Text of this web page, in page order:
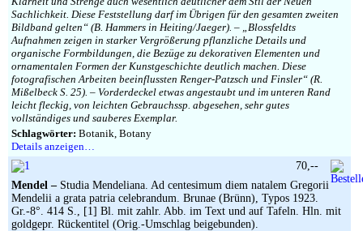
Sachlichkeit. Diese Feststellung darf im Übrigen für den gesamten zweiten
Bildband gelten“ (B. Hammers in Heiting/Jaeger). – „Blossfeldts
Aufnahmen zeigen in starker Vergrößerung pflanzliche Details und
organische Formbildungen, die Bezüge zu dekorativen Elementen und
ornamentalen Formen der Kunstgeschichte deutlich machen. Diese
fotografischen Arbeiten beeinflussten Renger-Patzsch und Finsler“ (R.
Mißelbeck S. 25). – Vorderdeckel etwas angestaubt und im unteren Rand
leicht fleckig, von leichten Gebrauchssp. abgesehen, sehr gutes
vollständiges und sauberes Exemplar.
Schlagwörter: Botanik, Botany
Details anzeigen…
Mendel – Studia Mendeliana. Ad centesimum diem natalem Gregorii
Mendelii a grata patria celebrandum. Brunae (Brünn), Typos 1923.
Gr.-8°. 414 S., [1] Bl. mit zahlr. Abb. im Text und auf Tafeln. Hln. mit
goldgepr. Rückentitel (Orig.-Umschlag beigebunden).
70,--